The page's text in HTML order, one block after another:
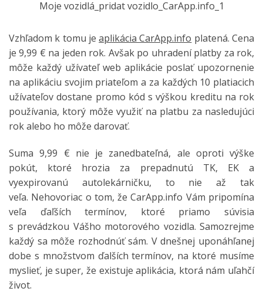
Moje vozidlá_pridat vozidlo_CarApp.info_1
Vzhľadom k tomu jeaplikácia CarApp.info platená. Cena
je 9,99 € na jeden rok. Avšak po uhradení platby za rok,
môže každý užívateľ web aplikácie poslať upozornenie
na aplikáciu svojim priateľom a za každých 10 platiacich
užívateľov dostane promo kód s výškou kreditu na rok
používania, ktorý môže využiť na platbu za nasledujúci
rok alebo ho môže darovať.
Suma 9,99 € nie je zanedbateľná, ale oproti výške
pokút, ktoré hrozia za prepadnutú TK, EK a
vyexpirovanú autolekárničku, to nie až tak
veľa. Nehovoriac o tom, že CarApp.info Vám pripomína
veľa ďaľších termínov, ktoré priamo súvisia
s prevádzkou Vášho motorového vozidla. Samozrejme
každý sa môže rozhodnúť sám. V dnešnej uponáhľanej
dobe s množstvom ďalších termínov, na ktoré musíme
myslieť, je super, že existuje aplikácia, ktorá nám uľahčí
život.